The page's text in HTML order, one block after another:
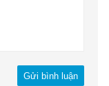
Gửi bình luận